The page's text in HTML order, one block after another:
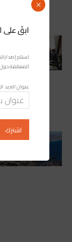
ابقَ على
استلم
المعمّقة حول
عنوان البريد
×